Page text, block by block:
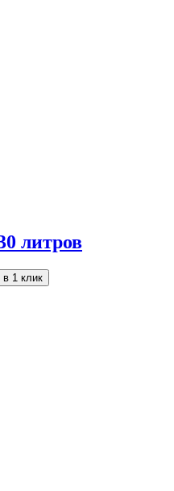
литров
в 1 клик